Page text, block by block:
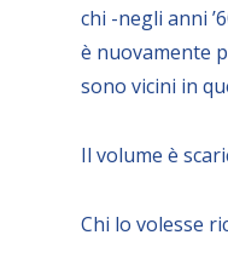
chi -negli anni
è nuovamente
sono vicini in
Il volume è
Chi lo volesse